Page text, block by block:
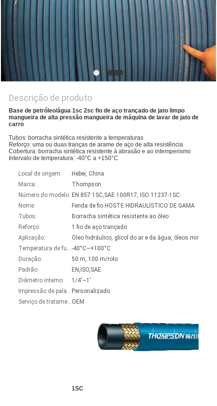
Descrição de produto
Base de petróleo/água 1sc 2sc fio de aço trançado de jato limpo
mangueira de alta pressão mangueira de máquina de lavar de jato de
carro
Tubos: borracha sintética resistente a temperaturas
Reforço: uma ou duas tranças de arame de aço de alta resistência
Cobertura: borracha sintética resistente à abrasão e ao intemperismo
Intervalo de temperatura: -40°C a +150°C
Local de origem:
Hebei, China
Marca:
Thompson.
Número do modelo: EN 857 1SC,SAE 100R17, ISO 11237-1SC
Nome:
Fenda de fio HOSTE HIDRAULÍSTICO DE GAMA
Tubos:
Borracha sintética resistente ao óleo
Reforço:
1 fio de aço trançado
Aplicação:
Temperatura de funcionamento:-40°C~+100°C
Duração:
50 m, 100 m/rolo
Padrão:
EN,ISO,SAE
Diâmetro interno:
1/4'~1'
Impressão de palavras: Personalizado
Serviço de tratamento:OEM
1SC